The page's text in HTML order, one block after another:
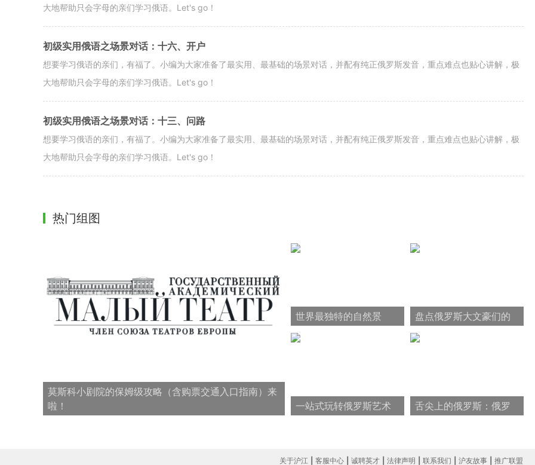
大地帮助只会字母的亲们学习俄语。Let's go！
初级实用俄语之场景对话：十六、开户
想要学习俄语的亲们，有福了。小编为大家准备了最实用、最基础的场景对话，并配有纯正俄罗斯发音，重点难点也贴心讲解，极
大地帮助只会字母的亲们学习俄语。Let's go！
初级实用俄语之场景对话：十三、问路
想要学习俄语的亲们，有福了。小编为大家准备了最实用、最基础的场景对话，并配有纯正俄罗斯发音，重点难点也贴心讲解，极
大地帮助只会字母的亲们学习俄语。Let's go！
热门组图
莫斯科小剧院的保姆级攻略（含购票交通入口指南）来
啦！
世界最独特的自然景
观：贝加尔湖排首位
盘点俄罗斯大文豪们的
那些奇奇怪怪的死法
一站式玩转俄罗斯艺术
舌尖上的俄罗斯：俄罗
关于沪江 客服中心 诚聘英才 法律声明 联系我们 沪友故事 推广联盟